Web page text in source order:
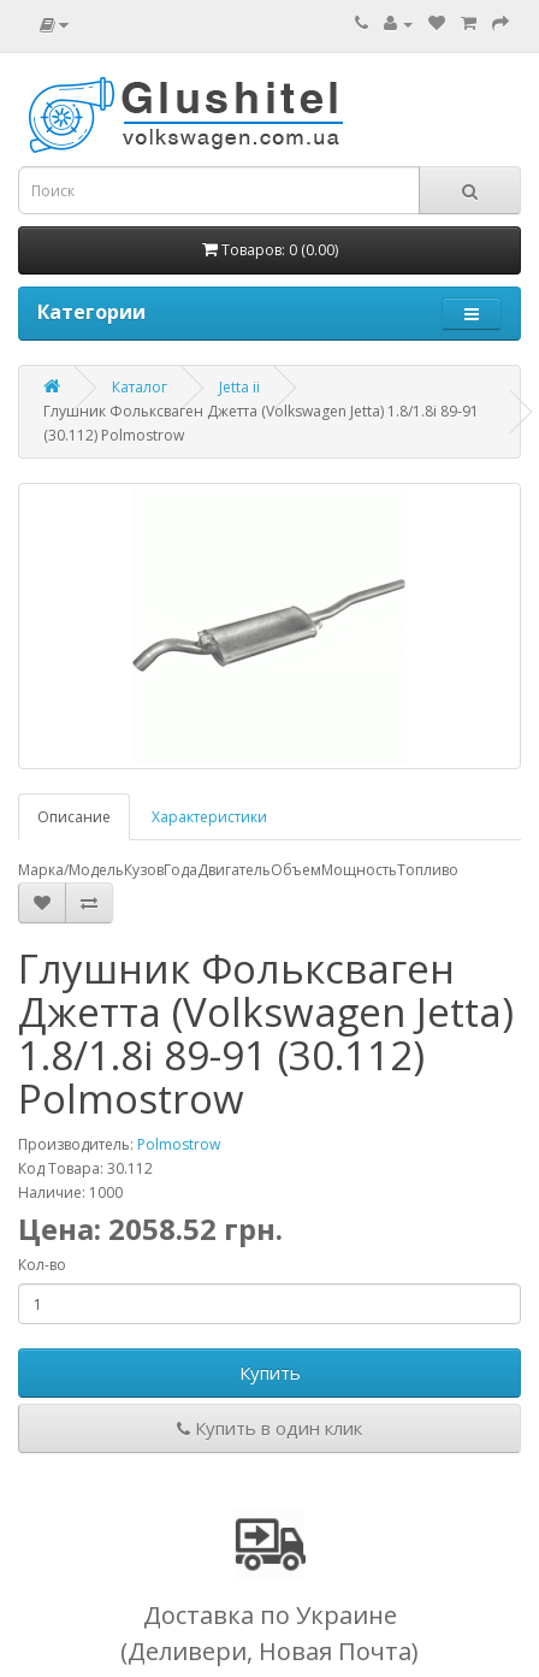
Товаров: 0 (0.00)
Категории
Каталог
Jetta ii
Глушник Фольксваген Джетта (Volkswagen Jetta) 1.8/1.8i 89-91
(30.112) Polmostrow
Описание Характеристики
Марка/МодельКузовГодаДвигательОбъемМощностьТопливо
Глушник Фольксваген
Джетта (Volkswagen Jetta)
1.8/1.8i 89-91 (30.112)
Polmostrow
Производитель: Polmostrow
Код Товара: 30.112
Наличие: 1000
Цена: 2058.52 грн.
Кол-во
Купить
Купить в один клик
Доставка по Украине
(Деливери, Новая Почта)